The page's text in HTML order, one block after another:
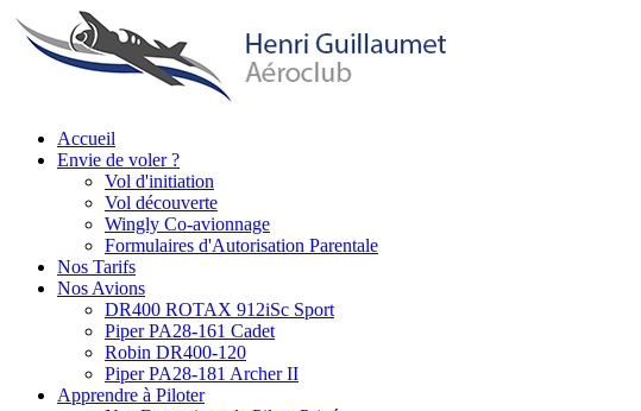
Aller
au
contenu
Main
navigation
Accueil
Envie de voler ?
Vol d'initiation
Vol découverte
Wingly Co-avionnage
Formulaires d'Autorisation Parentale
Nos Tarifs
Nos Avions
DR400 ROTAX 912iSc Sport
Piper PA28-161 Cadet
Robin DR400-120
Piper PA28-181 Archer II
Apprendre à Piloter